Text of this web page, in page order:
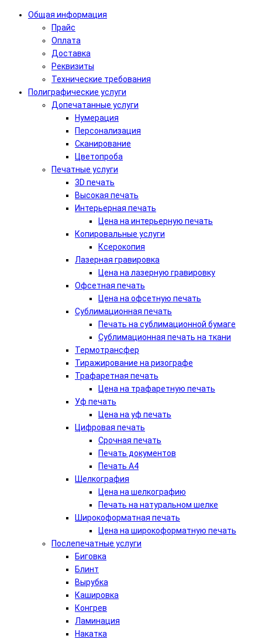
Общая информация
Прайс
Оплата
Доставка
Реквизиты
Технические требования
Полиграфические услуги
Допечатанные услуги
Нумерация
Персонализация
Сканирование
Цветопроба
Печатные услуги
3D печать
Высокая печать
Интерьерная печать
Цена на интерьерную печать
Копировальные услуги
Ксерокопия
Лазерная гравировка
Цена на лазерную гравировку
Офсетная печать
Цена на офсетную печать
Сублимационная печать
Печать на сублимационной бумаге
Сублимационная печать на ткани
Термотрансфер
Тиражирование на ризографе
Трафаретная печать
Цена на трафаретную печать
Уф печать
Цена на уф печать
Цифровая печать
Срочная печать
Печать документов
Печать А4
Шелкография
Цена на шелкографию
Печать на натуральном шелке
Широкоформатная печать
Цена на широкоформатную печать
Послепечатные услуги
Биговка
Блинт
Вырубка
Кашировка
Конгрев
Ламинация
Накатка